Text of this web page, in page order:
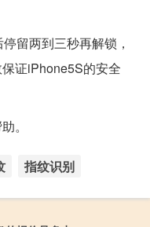
留两到三秒再解锁，
证iPhone5S的安全
。
指纹识别